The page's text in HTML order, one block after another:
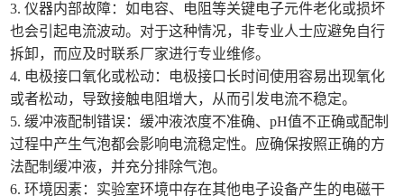
3. 仪器内部故障：如电容、电阻等关键电子元件老化或损坏
也会引起电流波动。对于这种情况，非专业人士应避免自行
拆卸，而应及时联系厂家进行专业维修。
4. 电极接口氧化或松动：电极接口长时间使用容易出现氧化
或者松动，导致接触电阻增大，从而引发电流不稳定。
5. 缓冲液配制错误：缓冲液浓度不准确、pH值不正确或配制
过程中产生气泡都会影响电流稳定性。应确保按照正确的方
法配制缓冲液，并充分排除气泡。
6. 环境因素：实验室环境中存在其他电子设备产生的电磁干